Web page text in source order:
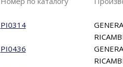
PI0314
PI0436